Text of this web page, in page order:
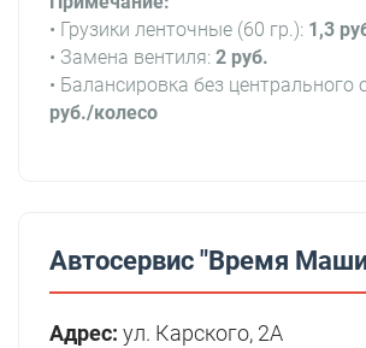
• Грузики ленточные (60 гр.): 1,3
• Замена вентиля: 2 руб.
• Балансировка без центрального
руб./колесо
Автосервис "Время
Адрес: ул. Карского, 2А